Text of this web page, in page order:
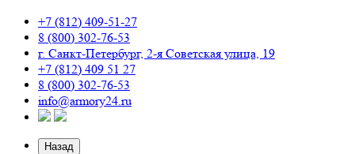
+7 (812) 409-51-27
8 (800) 302-76-53
г. Санкт-Петербург, 2-я Советская улица, 19
+7 (812) 409 51 27
8 (800) 302-76-53
info@armory24.ru
Назад